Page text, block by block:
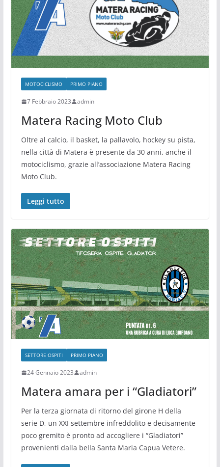
MOTOCICLISMO PRIMO PIANO
7 Febbraio 2023 admin
Matera Racing Moto Club
Oltre al calcio, il basket, la pallavolo, hockey su pista,
nella città di Matera è presente da 30 anni, anche il
motociclismo, grazie all’associazione Matera Racing
Moto Club.
Leggi tutto
SETTORE OSPITI PRIMO PIANO
24 Gennaio 2023 admin
Matera amara per i “Gladiatori”
Per la terza giornata di ritorno del girone H della
serie D, un XXI settembre infreddolito e decisamente
poco gremito è pronto ad accogliere i “Gladiatori”
provenienti dalla bella Santa Maria Capua Vetere.